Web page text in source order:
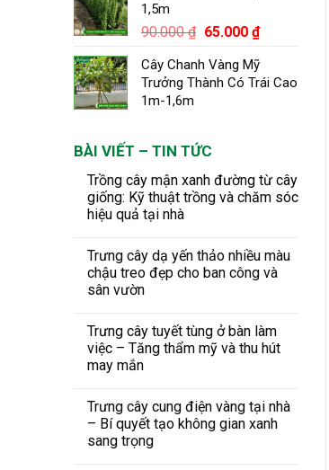
1,5m
90.000₫ Giá
là:
90.000 ₫.
65.000 ₫Giá
tại
là:
Cây Chanh Vàng Mỹ
Trưởng Thành Có Trái Cao
1m-1,6m
BÀI VIẾT – TIN TỨC
Trồng cây mận xanh đường từ cây
giống: Kỹ thuật trồng và chăm sóc
hiệu quả tại nhà
Trưng cây dạ yến thảo nhiều màu
chậu treo đẹp cho ban công và
sân vườn
Trưng cây tuyết tùng ở bàn làm
việc – Tăng thẩm mỹ và thu hút
may mắn
Trưng cây cung điện vàng tại nhà
– Bí quyết tạo không gian xanh
sang trọng